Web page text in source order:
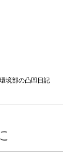
環境部の凸凹日記